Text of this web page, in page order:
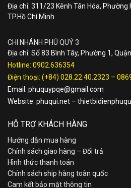
Địa chỉ: 311/23 Kênh Tân Hóa, Phường
TP.Hồ Chí Minh
CHI NHÁNH PHÚ QUÝ 3
Địa chỉ: Số 83 Bình Tây, Phường 1,
Hotline: 0902.636354
Điện thoại: (+84) 028.22.40.2323 –
Email: phuquypqe@gmail.com
Website: phuqui.net –
HỖ TRỢ KHÁCH HÀNG
Hướng dẫn mua hàng
Chính sách giao hàng – Đổi trả
Hình thức thanh toán
Chính sách ship hàng toàn quốc
Cam kết bảo mật thông tin